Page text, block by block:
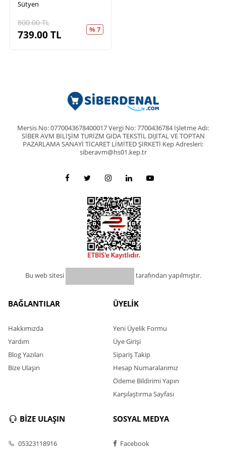
Sütyen
800.00TL
739.00TL % 7
Mersis No: 0770043678400017 Vergi No: 7700436784 İşletme Adı:
SİBER AVM BİLİŞİM TURİZM GIDA TEKSTİL DİJİTAL VE TOPTAN
PAZARLAMA SANAYİ TİCARET LİMİTED ŞİRKETİ Kep Adresleri:
siberavm@hs01.kep.tr
Bu web sitesi tarafından yapılmıştır.
BAĞLANTILAR
Hakkımızda
Yardım
Blog Yazıları
Bize Ulaşın
ÜYELİK
Yeni Üyelik Formu
Üye Girişi
Sipariş Takip
Hesap Numaralarımız
Ödeme Bildirimi Yapın
Karşılaştırma Sayfası
BİZE ULAŞIN
05323118916
SOSYAL MEDYA
Facebook